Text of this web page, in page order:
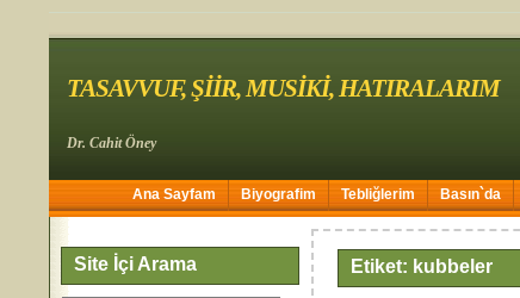
TASAVVUF, ŞİİR, MUSİKİ, HATIRALARIM
Dr. Cahit Öney
Ana Sayfam Biyografim Tebliğlerim Basın`da
Site İçi Arama Etiket: kubbeler